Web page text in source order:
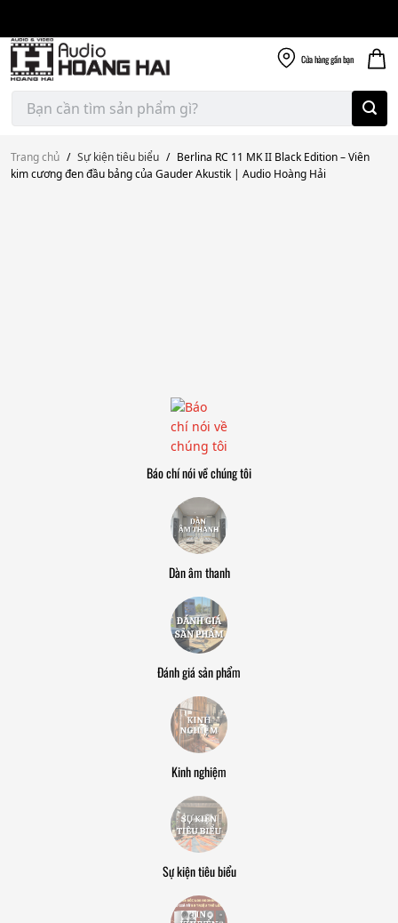
content
Cửa hànggần bạn
Tìm
kiếm:
Trang chủ / Sự kiện tiêu biểu / Berlina RC 11 MK II Black Edition – Viên
kim cương đen đầu bảng của Gauder Akustik | Audio Hoàng Hải
Báo chí nói về chúng tôi
Dàn âm thanh
Đánh giá sản phẩm
Kinh nghiệm
Sự kiện tiêu biểu